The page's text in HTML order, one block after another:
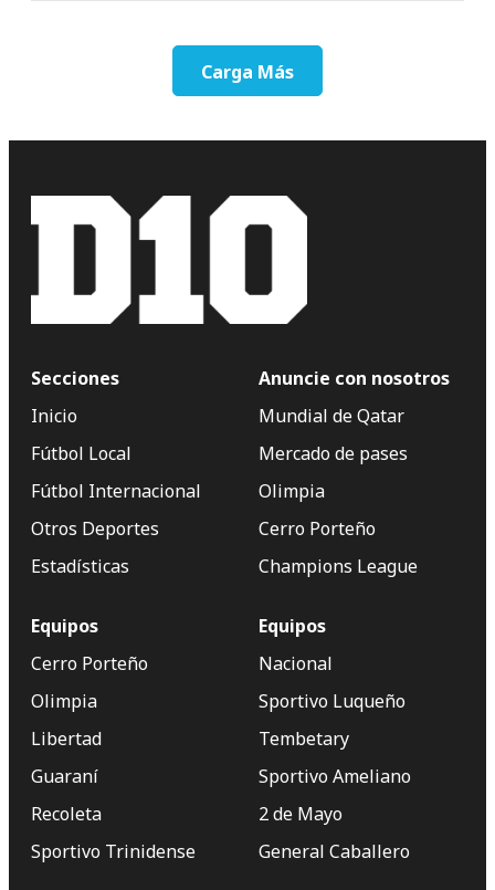
Carga Más
Secciones
Inicio
Fútbol Local
Fútbol Internacional
Otros Deportes
Estadísticas
Anuncie con nosotros
Mundial de Qatar
Mercado de pases
Olimpia
Cerro Porteño
Champions League
Equipos
Cerro Porteño
Olimpia
Libertad
Guaraní
Recoleta
Sportivo Trinidense
Equipos
Nacional
Sportivo Luqueño
Tembetary
Sportivo Ameliano
2 de Mayo
General Caballero